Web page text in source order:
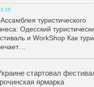
туристического
Одесский
и WorkShop Как
стартовал
ярмарка